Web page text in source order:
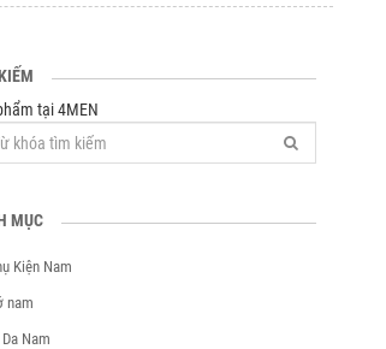
tại 4MEN
MỤC
Kiện Nam
nam
Nam